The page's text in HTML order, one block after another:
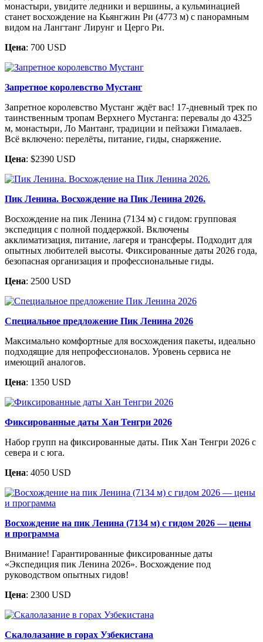
монастыри, увидите ледники и вершины, а кульминацией
станет восхождение на Кьянгжин Ри (4773 м) с панорамным
видом на Лангтанг Лирунг и Церго Ри.
Цена: 700 USD
Запретное королевство Мустанг
Запретное королевство Мустанг ждёт вас! 17-дневный трек по
таинственным тропам Верхнего Мустанга: перевалы до 4325
м, монастыри, Ло Мантанг, традиции и пейзажи Гималаев.
Всё включено: перелёты, питание, гиды, снаряжение.
Цена: $2390 USD
Пик Ленина. Восхождение на Пик Ленина 2026.
Восхождение на пик Ленина (7134 м) с гидом: групповая
экспедиция с полной поддержкой. Включены
акклиматизация, питание, лагеря и трансферы. Подходит для
опытных любителей высоты. Фиксированные даты 2026 года,
безопасная организация и профессиональные гиды.
Цена: 2500 USD
Специальное предложение Пик Ленина 2026
Максимально комфортные для восхождения пакеты, идеально
подходящие для непрофессионалов. Уровень сервиса не
имеющий аналогов.
Цена: 1350 USD
Фиксированные даты Хан Тенгри 2026
Набор групп на фиксированные даты. Пик Хан Тенгри 2026 с
севера и с юга.
Цена: 4050 USD
Восхождение на пик Ленина (7134 м) с гидом 2026 — цены
и программа
Внимание! Гарантированные фиксированные даты
«Экспедиция пик Ленина 2026». Восхождение под
руководством опытных гидов!
Цена: 2300 USD
Скалолазание в горах Узбекистана